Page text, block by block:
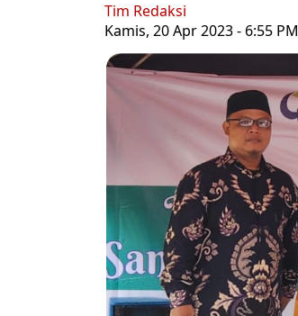
Tim Redaksi
Kamis, 20 Apr 2023 - 6:55 PM